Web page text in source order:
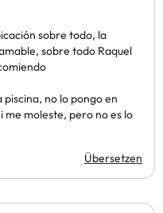
sobre todo, la
sobre todo Raquel
no lo pongo en
me moleste, pero no es lo
Übersetzen